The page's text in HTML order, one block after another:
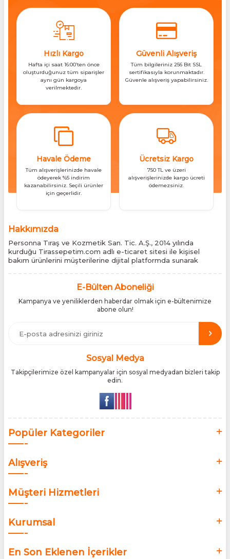
Hızlı Kargo
Hafta içi saat 16:00’ten önce
oluşturduğunuz tüm siparişler
aynı gün kargoya
verilmektedir.
Güvenli Alışveriş
Tüm bilgileriniz 256 Bit SSL
sertifikasıyla korunmaktadır.
Güvenle alışveriş yapabilirsiniz.
Havale Ödeme
Tüm alışverişlerinizde havale
ödeyerek %5 indirim
kazanabilirsiniz. Seçili ürünler
için geçerlidir.
Ücretsiz Kargo
750 TL ve üzeri
alışverişlerinizde kargo ücreti
ödemezsiniz.
Hakkımızda
Personna Tıraş ve Kozmetik San. Tic. A.Ş., 2014 yılında
kurduğu Tirassepetim.com adlı e-ticaret sitesi ile kişisel
bakım ürünlerini müşterilerine dijital platformda sunarak
siteleri arasında yer almaktadır. Türkiye’de Cantu, Wilkinson
distribütörlüğünü yürütüyor, bu markaların tüm ürünlerini ithal
etmektedir. Tüm ithalat süreçlerimizde orijinallik belgeleri ve
üretici iş birlikleriyle çalışarak, ürünlerin en güvenilir şekilde
Türkiye pazarına ulaşmasını sağlıyoruz. Amacımız, dünya
genelinde milyonlarca kullanıcıya hitap eden bu markaları,
Türk tüketicilerle doğrudan, güvenli ve orijinal bir şekilde
E-Bülten Aboneliği
Kampanya ve yeniliklerden haberdar olmak için e-bültenimize
abone olun!
Sosyal Medya
Takipçilerimize özel kampanyalar için sosyal medyadan bizleri takip
edin.
Popüler Kategoriler
Alışveriş
Müşteri Hizmetleri
Kurumsal
En Son Eklenen İçerikler